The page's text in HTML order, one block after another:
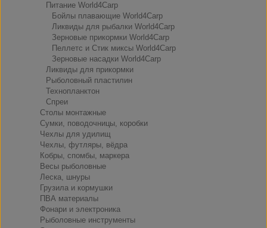
Питание World4Carp
Бойлы плавающие World4Carp
Ликвиды для рыбалки World4Carp
Зерновые прикормки World4Carp
Пеллетс и Стик миксы World4Carp
Зерновые насадки World4Carp
Ликвиды для прикормки
Рыболовный пластилин
Технопланктон
Спреи
Столы монтажные
Сумки, поводочницы, коробки
Чехлы для удилищ
Чехлы, футляры, вёдра
Кобры, спомбы, маркера
Весы рыболовные
Леска, шнуры
Грузила и кормушки
ПВА материалы
Фонари и электроника
Рыболовные инструменты